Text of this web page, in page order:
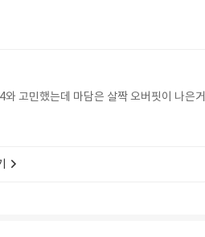
고민했는데 마담은 살짝 오버핏이 나은거